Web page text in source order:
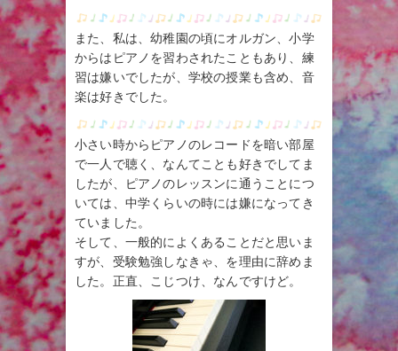
また、私は、幼稚園の頃にオルガン、小学
からはピアノを習わされたこともあり、練
習は嫌いでしたが、学校の授業も含め、音
楽は好きでした。
小さい時からピアノのレコードを暗い部屋
で一人で聴く、なんてことも好きでしてま
したが、ピアノのレッスンに通うことにつ
いては、中学くらいの時には嫌になってき
ていました。
そして、一般的によくあることだと思いま
すが、受験勉強しなきゃ、を理由に辞めま
した。正直、こじつけ、なんですけど。